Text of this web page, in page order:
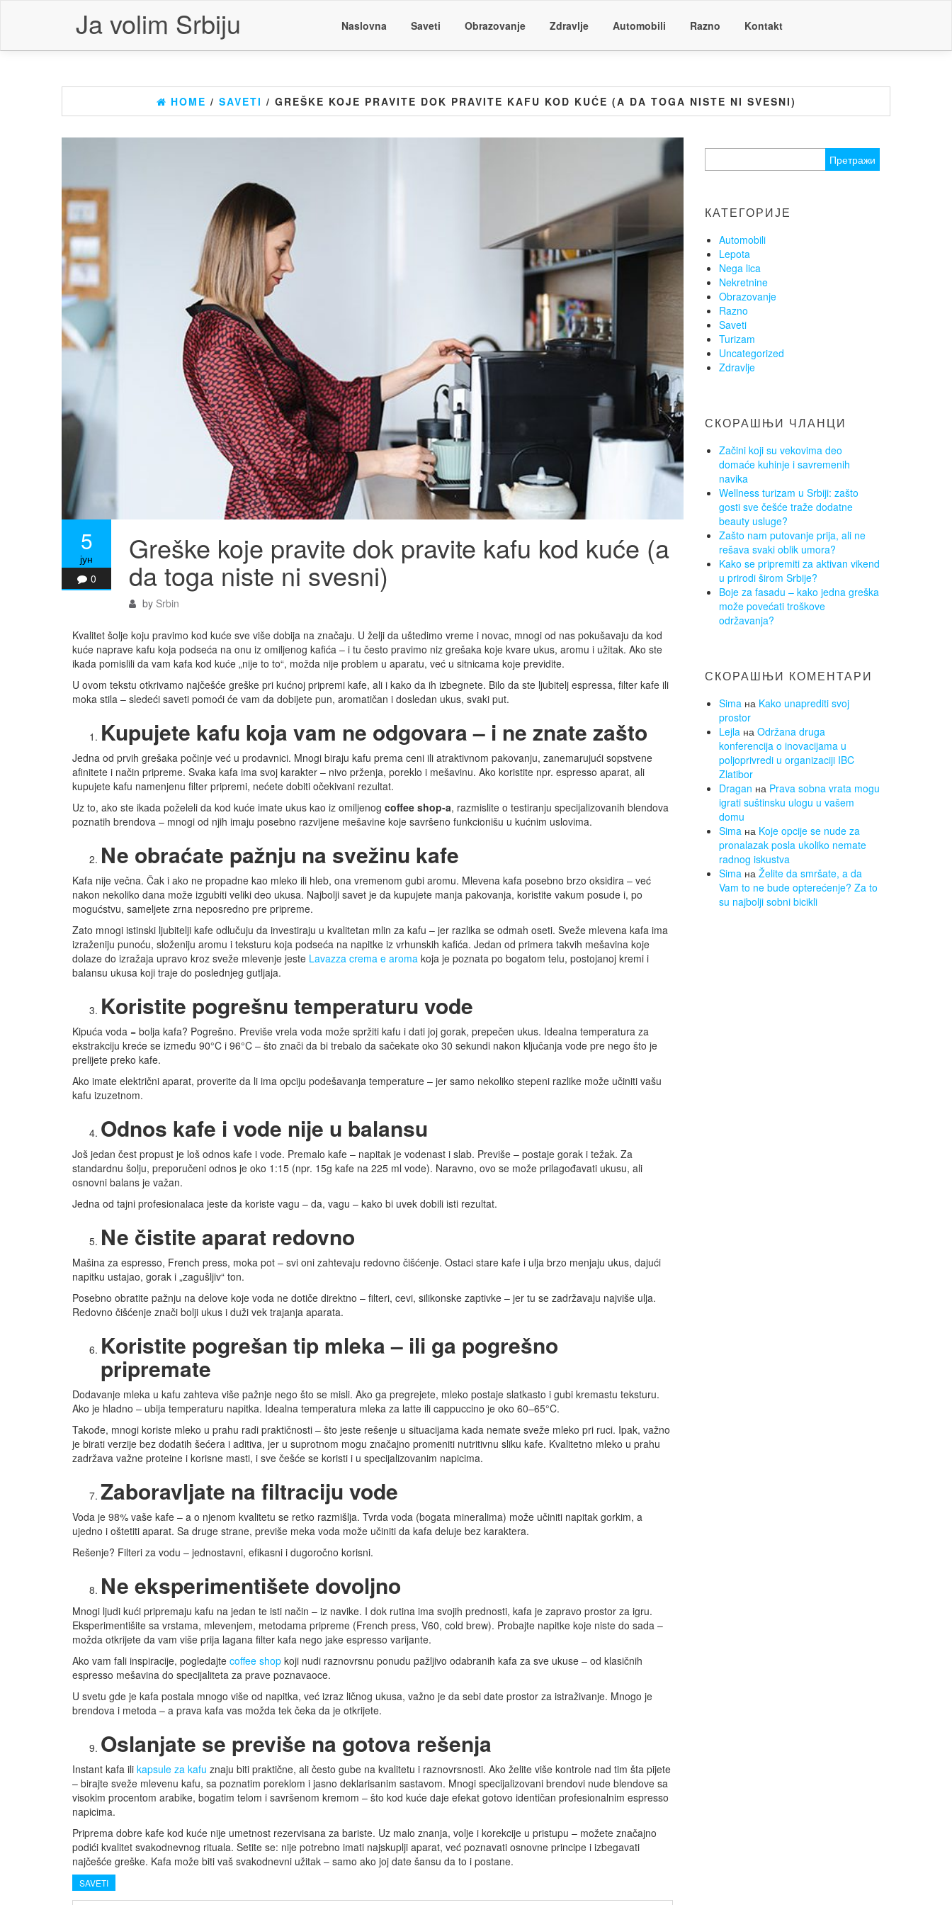
content
Ja volim Srbiju Naslovna Saveti Obrazovanje Zdravlje Automobili Razno Kontakt
HOME / SAVETI / GREŠKE KOJE PRAVITE DOK PRAVITE KAFU KOD KUĆE (A DA TOGA NISTE NI SVESNI)
5
јун
0
Greške koje pravite dok pravite kafu kod kuće (a
da toga niste ni svesni)
by Srbin
Kvalitet šolje koju pravimo kod kuće sve više dobija na značaju. U želji da uštedimo vreme i novac, mnogi od nas pokušavaju da kod
kuće naprave kafu koja podseća na onu iz omiljenog kafića – i tu često pravimo niz grešaka koje kvare ukus, aromu i užitak. Ako ste
ikada pomislili da vam kafa kod kuće „nije to to“, možda nije problem u aparatu, već u sitnicama koje previdite.
U ovom tekstu otkrivamo najčešće greške pri kućnoj pripremi kafe, ali i kako da ih izbegnete. Bilo da ste ljubitelj espressa, filter kafe ili
moka stila – sledeći saveti pomoći će vam da dobijete pun, aromatičan i dosledan ukus, svaki put.
Kupujete kafu koja vam ne odgovara – i ne znate zašto
Jedna od prvih grešaka počinje već u prodavnici. Mnogi biraju kafu prema ceni ili atraktivnom pakovanju, zanemarujući sopstvene
afinitete i način pripreme. Svaka kafa ima svoj karakter – nivo prženja, poreklo i mešavinu. Ako koristite npr. espresso aparat, ali
kupujete kafu namenjenu filter pripremi, nećete dobiti očekivani rezultat.
Uz to, ako ste ikada poželeli da kod kuće imate ukus kao iz omiljenog coffee shop-a, razmislite o testiranju specijalizovanih blendova
poznatih brendova – mnogi od njih imaju posebno razvijene mešavine koje savršeno funkcionišu u kućnim uslovima.
Ne obraćate pažnju na svežinu kafe
Kafa nije večna. Čak i ako ne propadne kao mleko ili hleb, ona vremenom gubi aromu. Mlevena kafa posebno brzo oksidira – već
nakon nekoliko dana može izgubiti veliki deo ukusa. Najbolji savet je da kupujete manja pakovanja, koristite vakum posude i, po
mogućstvu, sameljete zrna neposredno pre pripreme.
Zato mnogi istinski ljubitelji kafe odlučuju da investiraju u kvalitetan mlin za kafu – jer razlika se odmah oseti. Sveže mlevena kafa ima
izraženiju punoću, složeniju aromu i teksturu koja podseća na napitke iz vrhunskih kafića. Jedan od primera takvih mešavina koje
dolaze do izražaja upravo kroz sveže mlevenje jeste Lavazza crema e aroma koja je poznata po bogatom telu, postojanoj kremi i
balansu ukusa koji traje do poslednjeg gutljaja.
Koristite pogrešnu temperaturu vode
Kipuća voda = bolja kafa? Pogrešno. Previše vrela voda može spržiti kafu i dati joj gorak, prepečen ukus. Idealna temperatura za
ekstrakciju kreće se između 90°C i 96°C – što znači da bi trebalo da sačekate oko 30 sekundi nakon ključanja vode pre nego što je
prelijete preko kafe.
Ako imate električni aparat, proverite da li ima opciju podešavanja temperature – jer samo nekoliko stepeni razlike može učiniti vašu
kafu izuzetnom.
Odnos kafe i vode nije u balansu
Još jedan čest propust je loš odnos kafe i vode. Premalo kafe – napitak je vodenast i slab. Previše – postaje gorak i težak. Za
standardnu šolju, preporučeni odnos je oko 1:15 (npr. 15g kafe na 225 ml vode). Naravno, ovo se može prilagođavati ukusu, ali
osnovni balans je važan.
Jedna od tajni profesionalaca jeste da koriste vagu – da, vagu – kako bi uvek dobili isti rezultat.
Ne čistite aparat redovno
Mašina za espresso, French press, moka pot – svi oni zahtevaju redovno čišćenje. Ostaci stare kafe i ulja brzo menjaju ukus, dajući
napitku ustajao, gorak i „zagušljiv“ ton.
Posebno obratite pažnju na delove koje voda ne dotiče direktno – filteri, cevi, silikonske zaptivke – jer tu se zadržavaju najviše ulja.
Redovno čišćenje znači bolji ukus i duži vek trajanja aparata.
Koristite pogrešan tip mleka – ili ga pogrešno
pripremate
Dodavanje mleka u kafu zahteva više pažnje nego što se misli. Ako ga pregrejete, mleko postaje slatkasto i gubi kremastu teksturu.
Ako je hladno – ubija temperaturu napitka. Idealna temperatura mleka za latte ili cappuccino je oko 60–65°C.
Takođe, mnogi koriste mleko u prahu radi praktičnosti – što jeste rešenje u situacijama kada nemate sveže mleko pri ruci. Ipak, važno
je birati verzije bez dodatih šećera i aditiva, jer u suprotnom mogu značajno promeniti nutritivnu sliku kafe. Kvalitetno mleko u prahu
zadržava važne proteine i korisne masti, i sve češće se koristi i u specijalizovanim napicima.
Zaboravljate na filtraciju vode
Voda je 98% vaše kafe – a o njenom kvalitetu se retko razmišlja. Tvrda voda (bogata mineralima) može učiniti napitak gorkim, a
ujedno i oštetiti aparat. Sa druge strane, previše meka voda može učiniti da kafa deluje bez karaktera.
Rešenje? Filteri za vodu – jednostavni, efikasni i dugoročno korisni.
Ne eksperimentišete dovoljno
Mnogi ljudi kući pripremaju kafu na jedan te isti način – iz navike. I dok rutina ima svojih prednosti, kafa je zapravo prostor za igru.
Eksperimentišite sa vrstama, mlevenjem, metodama pripreme (French press, V60, cold brew). Probajte napitke koje niste do sada –
možda otkrijete da vam više prija lagana filter kafa nego jake espresso varijante.
Ako vam fali inspiracije, pogledajte coffee shop koji nudi raznovrsnu ponudu pažljivo odabranih kafa za sve ukuse – od klasičnih
espresso mešavina do specijaliteta za prave poznavaoce.
U svetu gde je kafa postala mnogo više od napitka, već izraz ličnog ukusa, važno je da sebi date prostor za istraživanje. Mnogo je
brendova i metoda – a prava kafa vas možda tek čeka da je otkrijete.
Oslanjate se previše na gotova rešenja
Instant kafa ili kapsule za kafu znaju biti praktične, ali često gube na kvalitetu i raznovrsnosti. Ako želite više kontrole nad tim šta pijete
– birajte sveže mlevenu kafu, sa poznatim poreklom i jasno deklarisanim sastavom. Mnogi specijalizovani brendovi nude blendove sa
visokim procentom arabike, bogatim telom i savršenom kremom – što kod kuće daje efekat gotovo identičan profesionalnim espresso
napicima.
Priprema dobre kafe kod kuće nije umetnost rezervisana za bariste. Uz malo znanja, volje i korekcije u pristupu – možete značajno
podići kvalitet svakodnevnog rituala. Setite se: nije potrebno imati najskuplji aparat, već poznavati osnovne principe i izbegavati
najčešće greške. Kafa može biti vaš svakodnevni užitak – samo ako joj date šansu da to i postane.
SAVETI
за:
КАТЕГОРИЈЕ
Automobili
Lepota
Nega lica
Nekretnine
Obrazovanje
Razno
Saveti
Turizam
Uncategorized
Zdravlje
СКОРАШЊИ ЧЛАНЦИ
Začini koji su vekovima deo
domaće kuhinje i savremenih
navika
Wellness turizam u Srbiji: zašto
gosti sve češće traže dodatne
beauty usluge?
Zašto nam putovanje prija, ali ne
rešava svaki oblik umora?
Kako se pripremiti za aktivan vikend
u prirodi širom Srbije?
Boje za fasadu – kako jedna greška
može povećati troškove
održavanja?
СКОРАШЊИ КОМЕНТАРИ
Simaна Kako unaprediti svoj
prostor
Lejlaна Održana druga
konferencija o inovacijama u
poljoprivredi u organizaciji IBC
Zlatibor
Dragan на Prava sobna vrata mogu
igrati suštinsku ulogu u vašem
domu
Simaна Koje opcije se nude za
pronalazak posla ukoliko nemate
radnog iskustva
Simaна Želite da smršate, a da
Vam to ne bude opterećenje? Za to
su najbolji sobni bicikli